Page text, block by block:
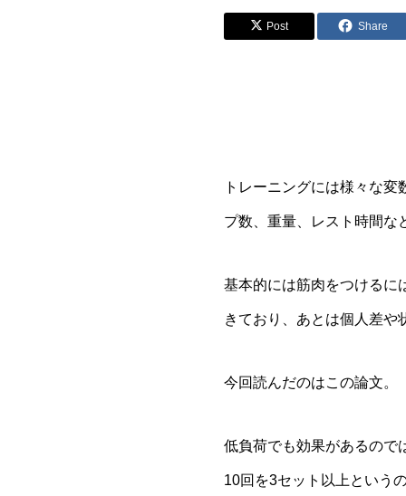
Post Share
トレーニングには様々な
プ数、重量、レスト時間な
基本的には筋肉をつけるに
きており、あとは個人差や
今回読んだのはこの論文。
低負荷でも効果があるので
10回を3セット以上という